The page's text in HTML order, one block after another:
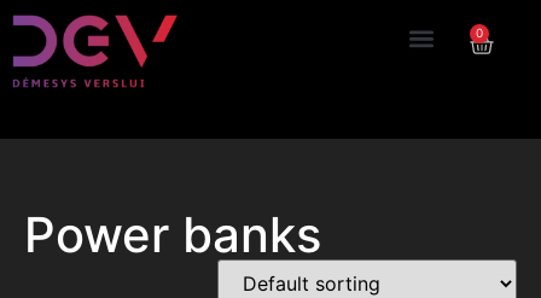
0
Power banks